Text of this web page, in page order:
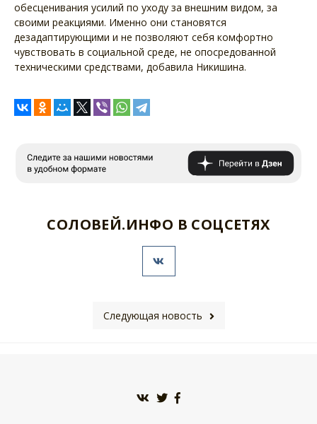
обесценивания усилий по уходу за внешним видом, за
своими реакциями. Именно они становятся
дезадаптирующими и не позволяют себя комфортно
чувствовать в социальной среде, не опосредованной
техническими средствами, добавила Никишина.
СОЛОВЕЙ.ИНФО В СОЦСЕТЯХ
Следующая новость